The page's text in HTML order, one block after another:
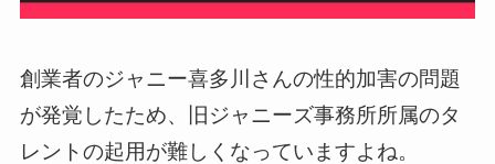
創業者のジャニー喜多川さんの性的加害の問題
が発覚したため、旧ジャニーズ事務所所属のタ
レントの起用が難しくなっていますよね。